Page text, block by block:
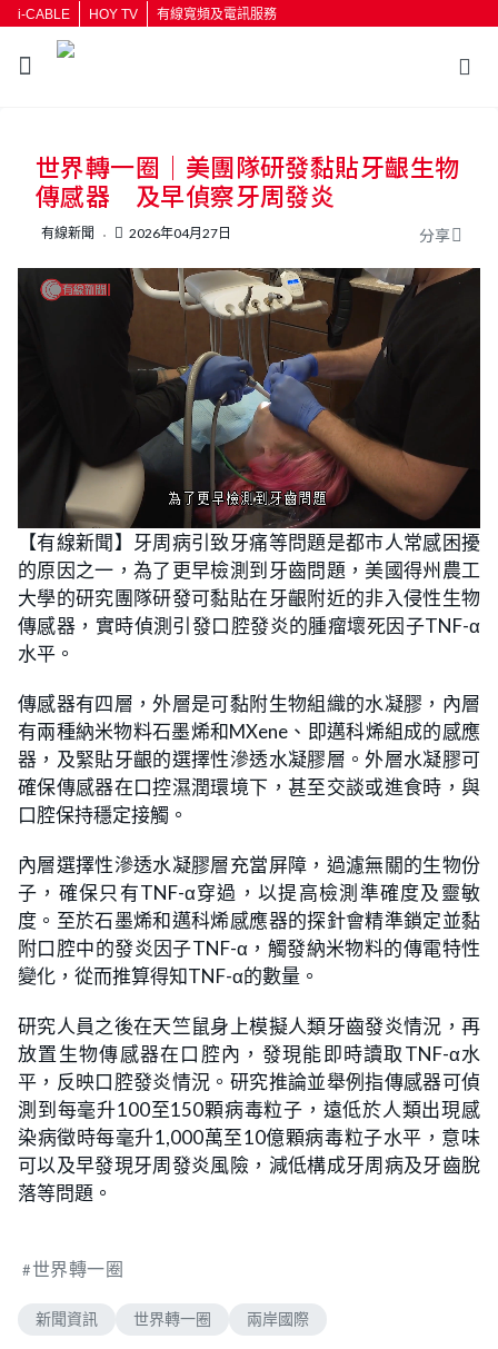
i-CABLE HOY TV 有線寬頻及電訊服務
按輸入鍵開始搜尋
世界轉一圈｜美團隊研發黏貼牙齦生物
傳感器 及早偵察牙周發炎
有線新聞 2026年04月27日 分享
U
n
m
t
o
a
d
e
d
:
2
2
.
【有線新聞】牙周病引致牙痛等問題是都市人常感困擾
的原因之一，為了更早檢測到牙齒問題，美國得州農工
大學的研究團隊研發可黏貼在牙齦附近的非入侵性生物
傳感器，實時偵測引發口腔發炎的腫瘤壞死因子TNF-α
水平。
傳感器有四層，外層是可黏附生物組織的水凝膠，內層
有兩種納米物料石墨烯和MXene、即邁科烯組成的感應
器，及緊貼牙齦的選擇性滲透水凝膠層。外層水凝膠可
確保傳感器在口控濕潤環境下，甚至交談或進食時，與
口腔保持穩定接觸。
內層選擇性滲透水凝膠層充當屏障，過濾無關的生物份
子，確保只有TNF-α穿過，以提高檢測準確度及靈敏
度。至於石墨烯和邁科烯感應器的探針會精準鎖定並黏
附口腔中的發炎因子TNF-α，觸發納米物料的傳電特性
變化，從而推算得知TNF-α的數量。
研究人員之後在天竺鼠身上模擬人類牙齒發炎情況，再
放置生物傳感器在口腔內，發現能即時讀取TNF-α水
平，反映口腔發炎情況。研究推論並舉例指傳感器可偵
測到每毫升100至150顆病毒粒子，遠低於人類出現感
染病徵時每毫升1,000萬至10億顆病毒粒子水平，意味
可以及早發現牙周發炎風險，減低構成牙周病及牙齒脫
落等問題。
世界轉一圈
新聞資訊 世界轉一圈 兩岸國際